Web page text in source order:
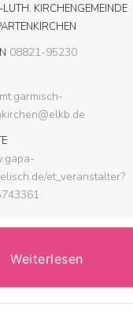
LUTH. KIRCHENGEMEINDE
08821-95230
et_veranstalter?
Weiterlesen